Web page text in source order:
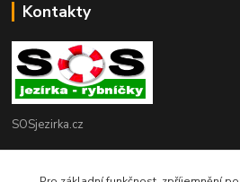
Kontakty
SOSjezirka.cz